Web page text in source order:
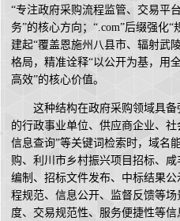
“专注政府采购流程监管、交易平
务”的核心方向；“.com”后缀强化
建起“覆盖恩施州八县市、辐射武
格局，精准诠释“以公开为基，用
高效”的核心价值。
这种结构在政府采购领域具
的行政事业单位、供应商企业、
信息查询”等关键词检索时，域名
购、利川市乡村振兴项目招标、
编制、招标文件发布、中标结果
程规范、信息公开、监督反馈等
度、交易规范性、服务便捷性等